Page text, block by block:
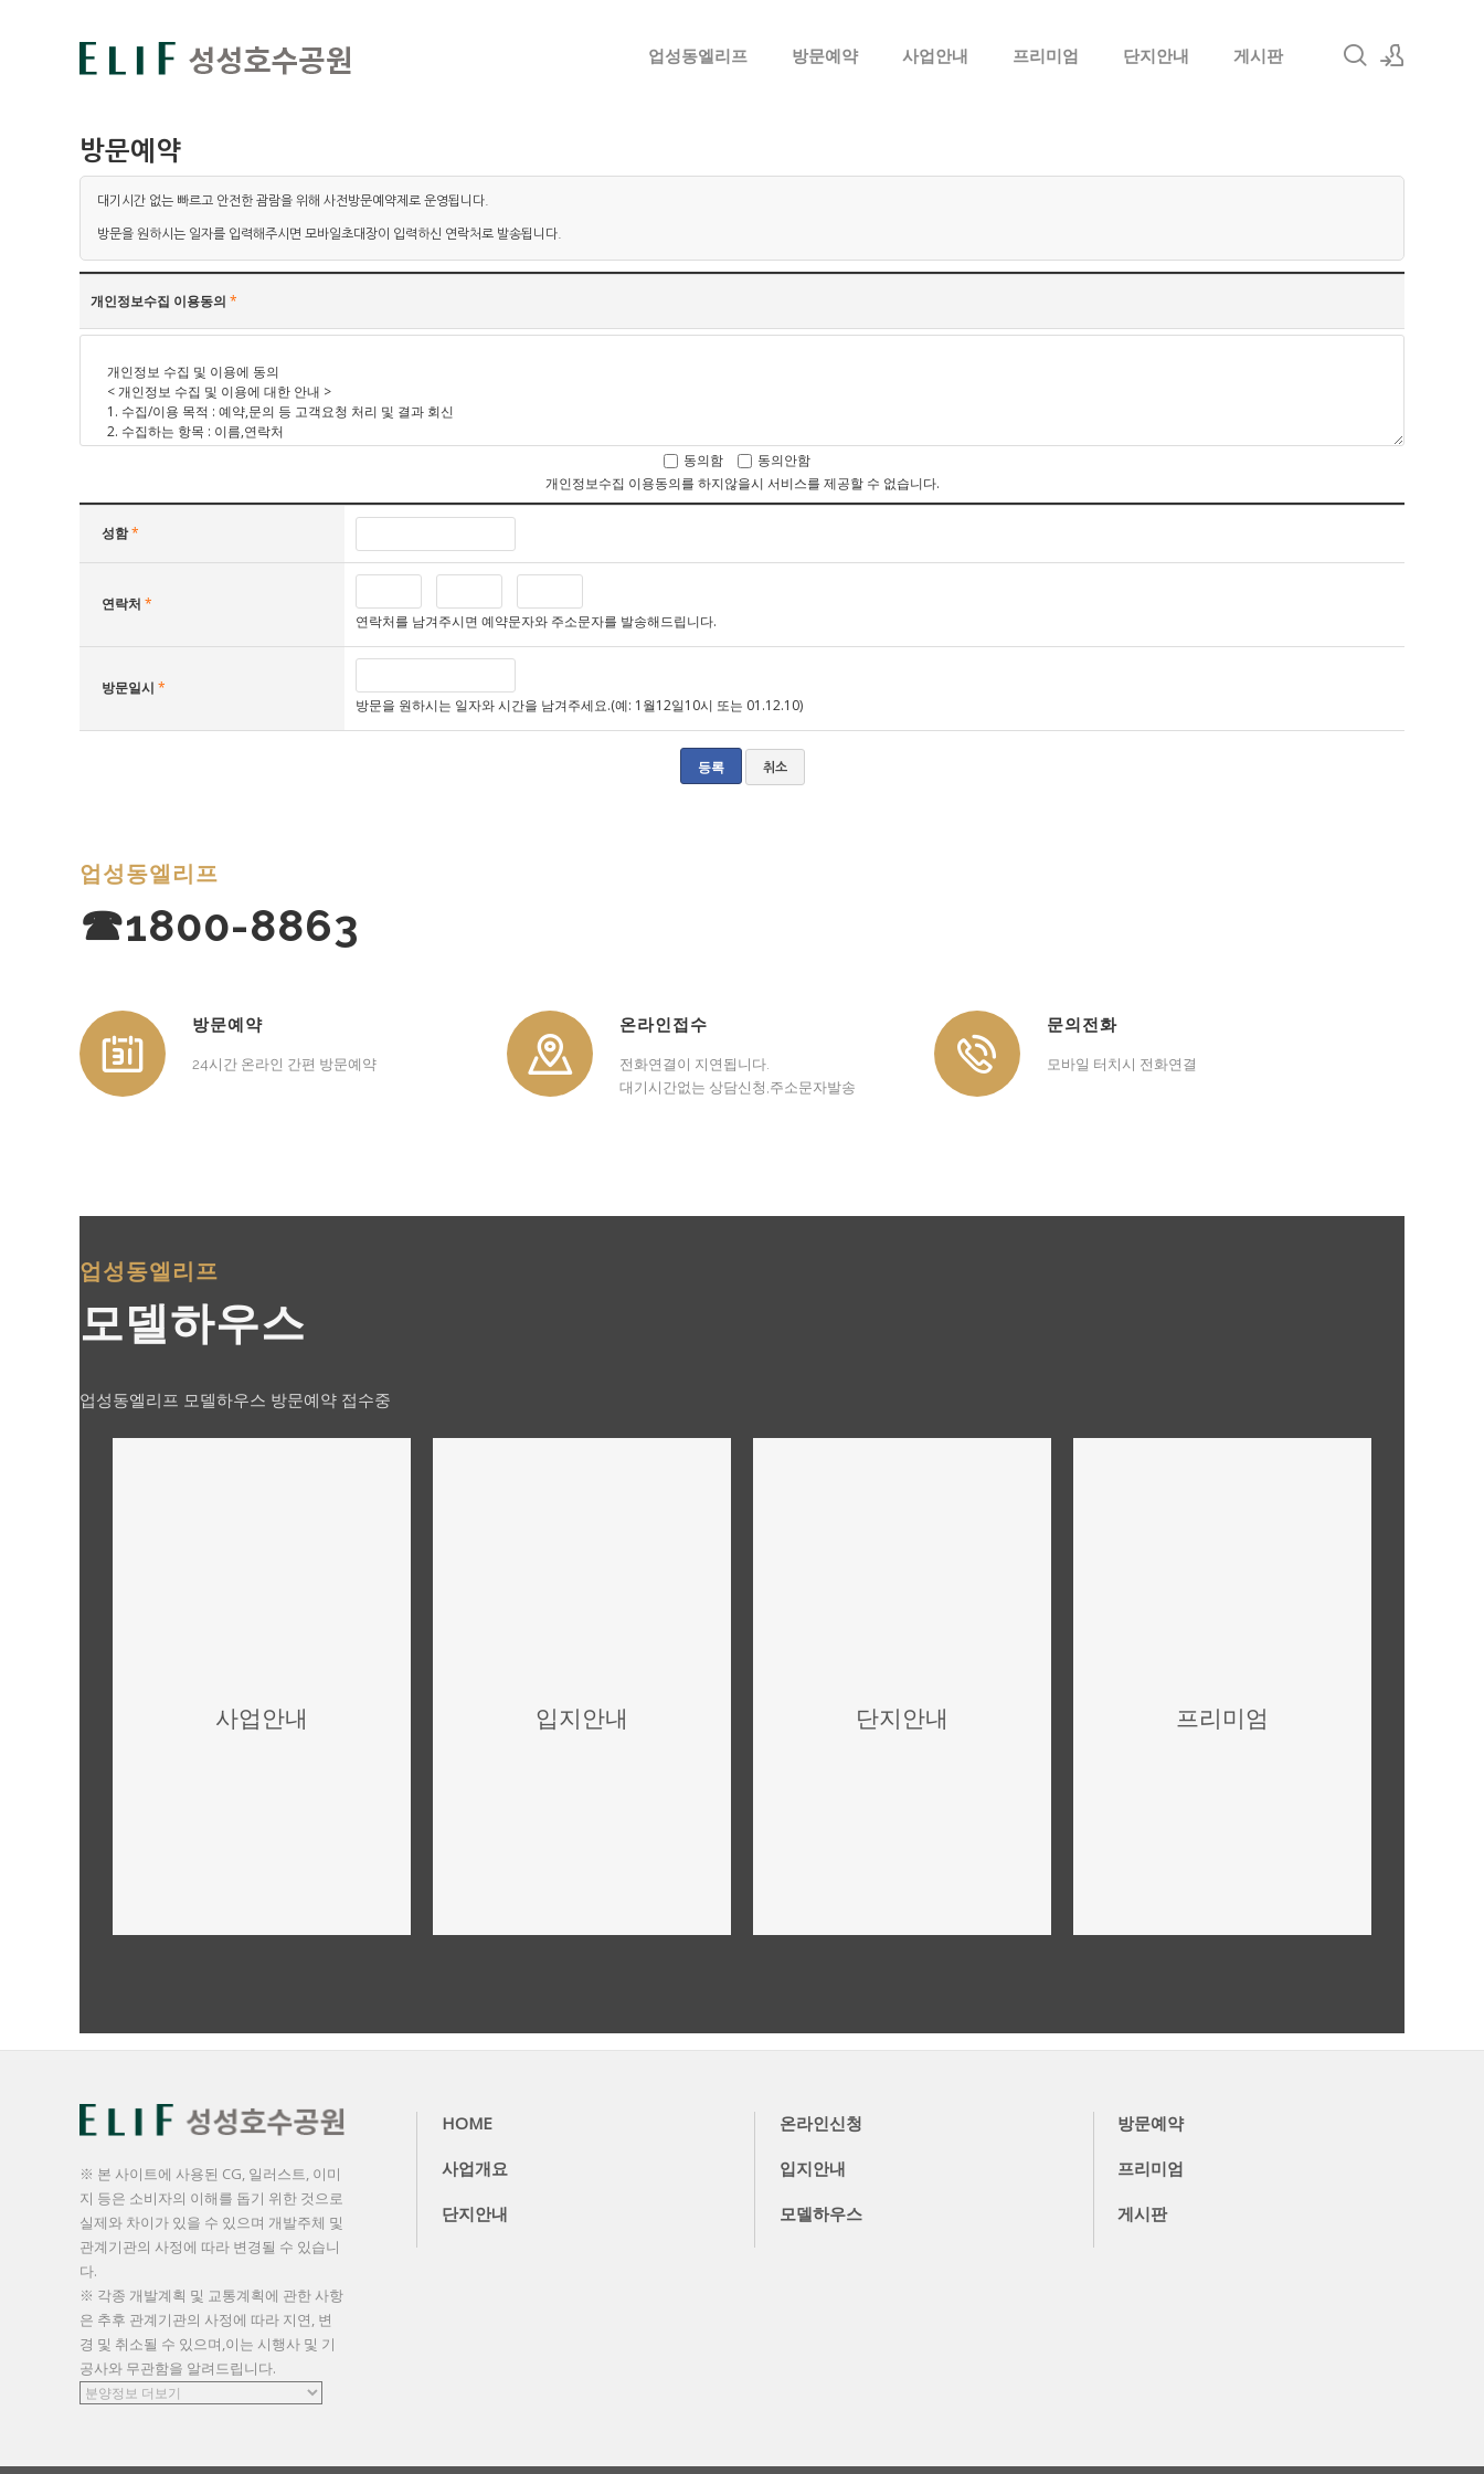
업성동엘리프 방문예약 사업안내 프리미엄 단지안내 게시판
방문예약
대기시간 없는 빠르고 안전한 괌람을 위해 사전방문예약제로 운영됩니다.
방문을 원하시는 일자를 입력해주시면 모바일초대장이 입력하신 연락처로 발송됩니다.
개인정보수집 이용동의 *
동의함
동의안함
개인정보수집 이용동의를 하지않을시 서비스를 제공할 수 없습니다.
성함*
연락처 *
연락처를 남겨주시면 예약문자와 주소문자를 발송해드립니다.
방문일시 *
방문을 원하시는 일자와 시간을 남겨주세요.(예: 1월12일10시 또는 01.12.10)
취소
업성동엘리프
☎1800-8863
방문예약
24시간 온라인 간편 방문예약
온라인접수
전화연결이 지연됩니다.
대기시간없는 상담신청,주소문자발송
문의전화
모바일 터치시 전화연결
업성동엘리프
모델하우스
업성동엘리프 모델하우스 방문예약 접수중
사업안내 입지안내 단지안내 프리미엄
※ 본 사이트에 사용된 CG, 일러스트, 이미
지 등은 소비자의 이해를 돕기 위한 것으로
실제와 차이가 있을 수 있으며 개발주체 및
관계기관의 사정에 따라 변경될 수 있습니
다.
※ 각종 개발계획 및 교통계획에 관한 사항
은 추후 관계기관의 사정에 따라 지연, 변
경 및 취소될 수 있으며,이는 시행사 및 기
공사와 무관함을 알려드립니다.
HOME 온라인신청 방문예약
사업개요 입지안내 프리미엄
단지안내 모델하우스 게시판